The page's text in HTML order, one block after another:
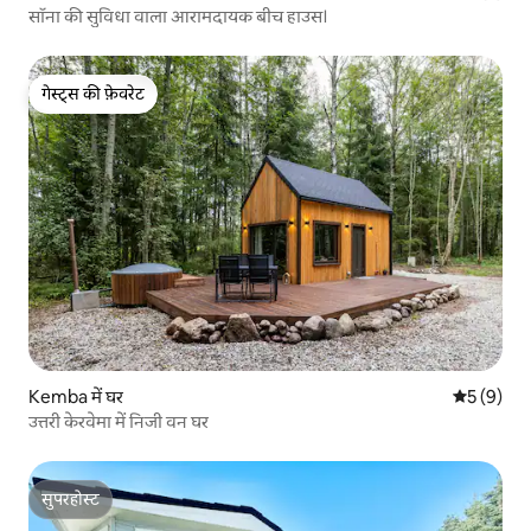
सॉना की सुविधा वाला आरामदायक बीच हाउस।
गेस्ट्स की फ़ेवरेट
गेस्ट्स की फ़ेवरेट
Kemba में घर औसत रेटिंग
5 (9)
उत्तरी केरवेमा में निजी वन घर
सुपरहोस्ट
सुपरहोस्ट